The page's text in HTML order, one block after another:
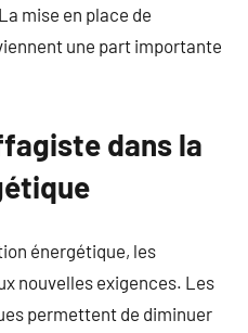
mise en place de
une part importante
dans la
énergétique, les
nouvelles exigences. Les
permettent de diminuer